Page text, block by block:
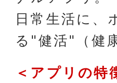
日常生活に、
る"健活"（健
＜アプリの特